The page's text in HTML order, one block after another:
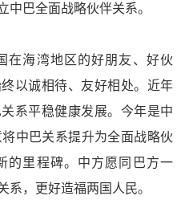
中巴全面战略伙伴关系。
海湾地区的好朋友、好伙
以诚相待、友好相处。近年
系平稳健康发展。今年是中
中巴关系提升为全面战略伙
的里程碑。中方愿同巴方一
系，更好造福两国人民。